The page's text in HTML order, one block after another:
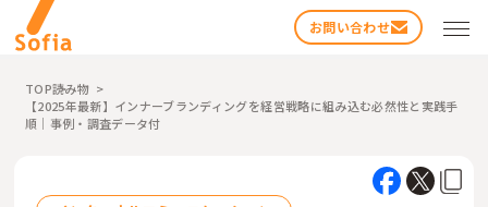
お問い合わせ
TOP読み物
【2025年最新】インナーブランディングを経営戦略に組み込む必然性と実践手
順｜事例・調査データ付